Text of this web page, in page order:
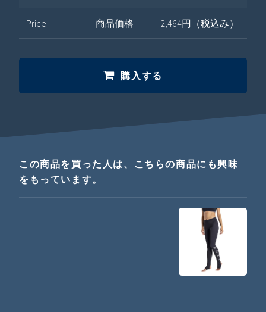
Price 商品価格 2,464円（税込み）
購入する
この商品を買った人は、こちらの商品にも興味
をもっています。